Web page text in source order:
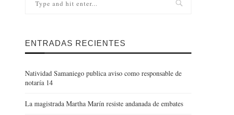
ENTRADAS RECIENTES
Natividad Samaniego publica aviso como responsable de
notaría 14
La magistrada Martha Marín resiste andanada de embates